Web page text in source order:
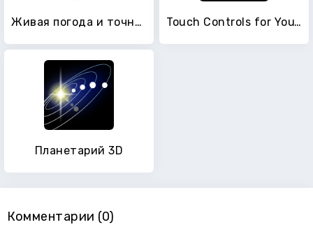
Живая погода и точный радар - WeaSce Touch Controls for YouTube
Планетарий 3D
Комментарии (0)